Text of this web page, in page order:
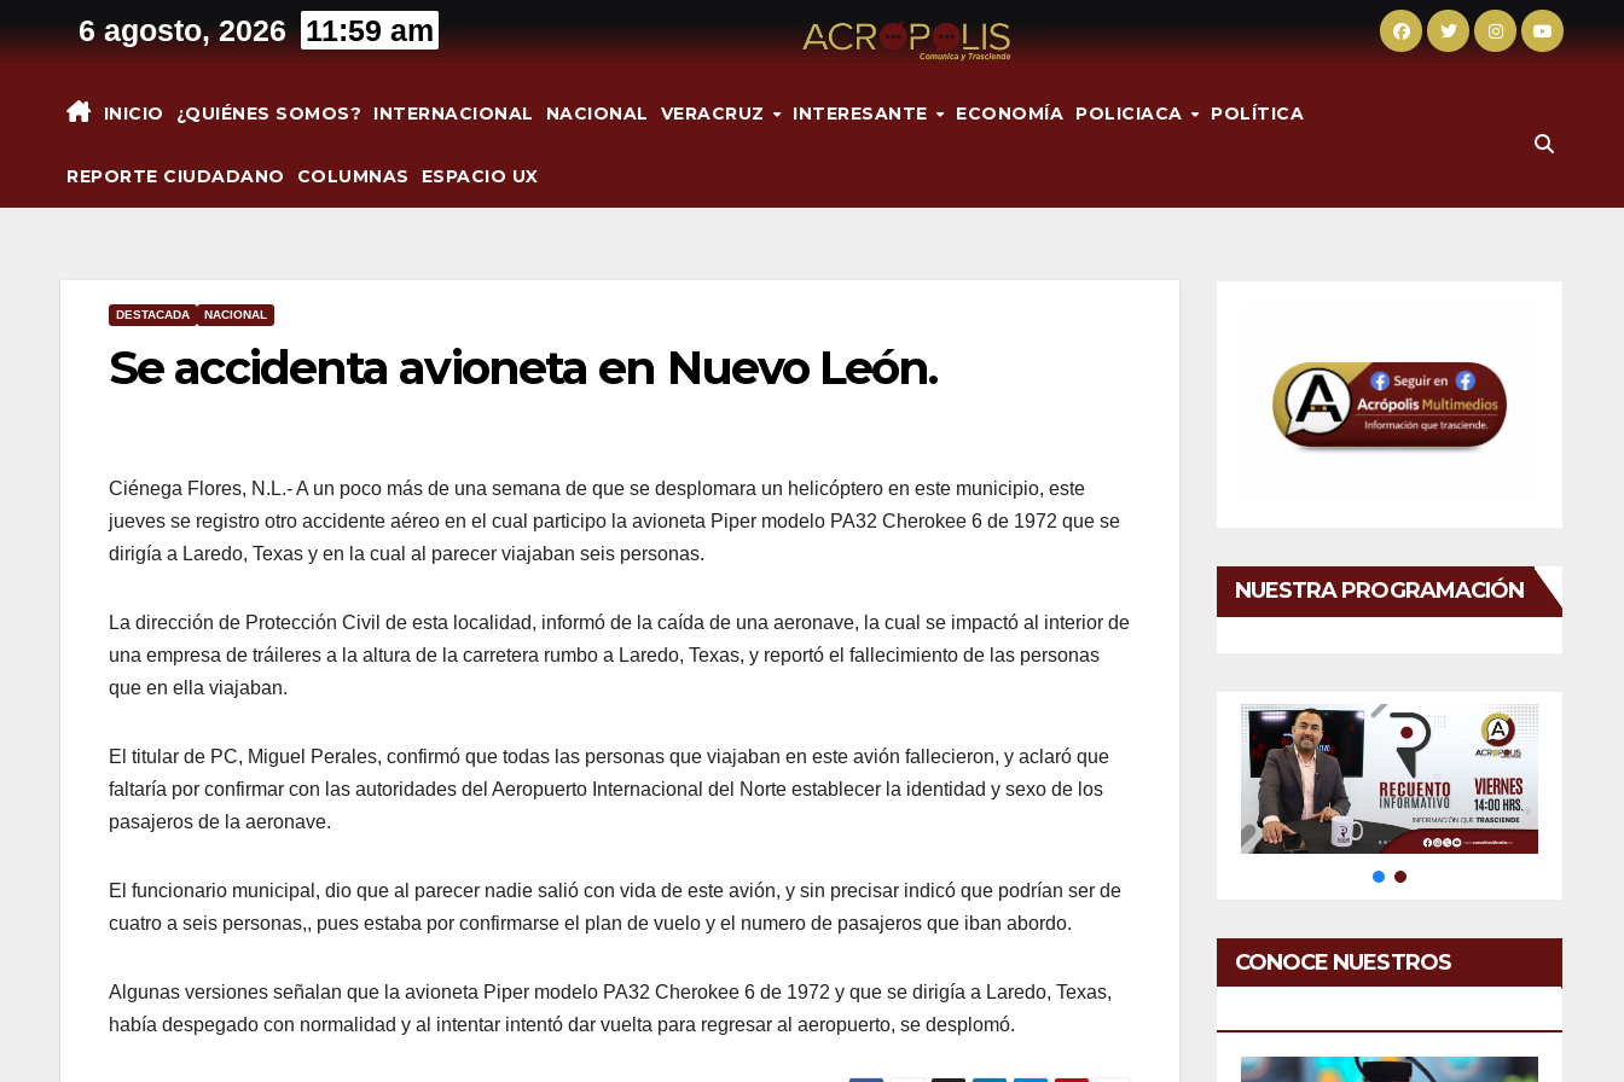
al
6 agosto, 2026 11:59 am
INICIO ¿QUIÉNES SOMOS? INTERNACIONAL NACIONAL VERACRUZ INTERESANTE ECONOMÍA POLICIACA POLÍTICA
REPORTE CIUDADANO COLUMNAS ESPACIO UX
DESTACADA NACIONAL
Se accidenta avioneta en Nuevo León.
Ciénega Flores, N.L.- A un poco más de una semana de que se desplomara un helicóptero en este municipio, este
jueves se registro otro accidente aéreo en el cual participo la avioneta Piper modelo PA32 Cherokee 6 de 1972 que se
dirigía a Laredo, Texas y en la cual al parecer viajaban seis personas.
La dirección de Protección Civil de esta localidad, informó de la caída de una aeronave, la cual se impactó al interior de
una empresa de tráileres a la altura de la carretera rumbo a Laredo, Texas, y reportó el fallecimiento de las personas
que en ella viajaban.
El titular de PC, Miguel Perales, confirmó que todas las personas que viajaban en este avión fallecieron, y aclaró que
faltaría por confirmar con las autoridades del Aeropuerto Internacional del Norte establecer la identidad y sexo de los
pasajeros de la aeronave.
El funcionario municipal, dio que al parecer nadie salió con vida de este avión, y sin precisar indicó que podrían ser de
cuatro a seis personas,, pues estaba por confirmarse el plan de vuelo y el numero de pasajeros que iban abordo.
Algunas versiones señalan que la avioneta Piper modelo PA32 Cherokee 6 de 1972 y que se dirigía a Laredo, Texas,
había despegado con normalidad y al intentar intentó dar vuelta para regresar al aeropuerto, se desplomó.
NUESTRA PROGRAMACIÓN
CONOCE NUESTROS